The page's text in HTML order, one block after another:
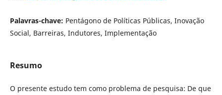
Palavras-chave: Pentágono de Políticas Públicas, Inovação
Social, Barreiras, Indutores, Implementação
Resumo
O presente estudo tem como problema de pesquisa: De que